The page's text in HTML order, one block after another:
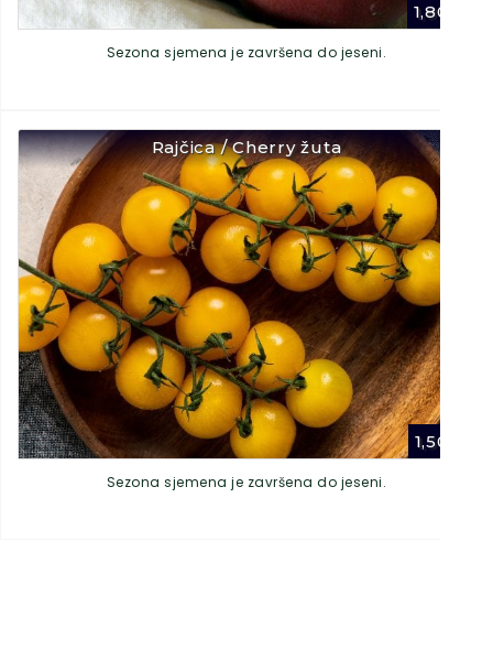
1,80
Sezona sjemena je završena do jeseni.
Rajčica / Cherry žuta
1,50
Sezona sjemena je završena do jeseni.